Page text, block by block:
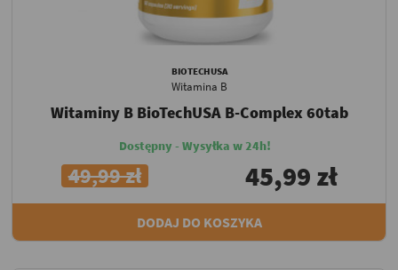
BIOTECHUSA
Witamina B
Witaminy B BioTechUSA B-Complex 60tab
Dostępny - Wysyłka w 24h!
49,99 zł 45,99 zł
DODAJ DO KOSZYKA